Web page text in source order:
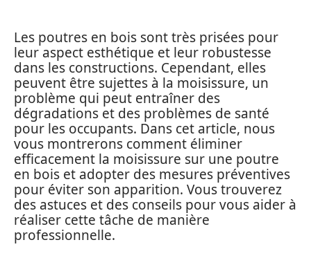
Les poutres en bois sont très prisées pour
leur aspect esthétique et leur robustesse
dans les constructions. Cependant, elles
peuvent être sujettes à la moisissure, un
problème qui peut entraîner des
dégradations et des problèmes de santé
pour les occupants. Dans cet article, nous
vous montrerons comment éliminer
efficacement la moisissure sur une poutre
en bois et adopter des mesures préventives
pour éviter son apparition. Vous trouverez
des astuces et des conseils pour vous aider à
réaliser cette tâche de manière
professionnelle.